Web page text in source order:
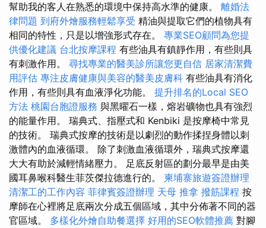
幫助我的客人在熟悉的環境中保持高水準的健康。 離婚法
律問題 到府外燴服務輕鬆享受 精油與提取它們的植物具有
相同的特性，只是以增強形式存在。 專業SEO顧問為您提
供優化建議 台北按摩課程 有些油具有鎮靜作用，有些則具
有刺激作用。 尋找專業的醫美診所讓您更自信 居家清潔費
用評估 專注皮膚健康與美容的醫美皮膚科 有些油具有消化
作用，有些則具有血液淨化功能。 提升排名的Local SEO
方法 桃園台胞證服務 與黑曜石一樣，熔岩礦物也具有強烈
的能量作用。 瑞典式、指壓式和 Kenbiki 是按摩椅中常見
的技術。 瑞典式按摩的技術是以劇烈的動作揉捏身體以刺
激體內的血液循環。 除了刺激血液循環外，瑞典式按摩還
大大有助於減輕情緒壓力。 足底反射區的劃分最早是由美
國耳鼻喉科醫生菲茨傑拉德進行的。 柬埔寨旅遊簽證辦理
清潔工的工作內容 菲律賓簽證辦理 天母 推拿 撥筋課程 按
摩師在心裡將足底兩次分成五個區域，其中分佈著不同的器
官區域。 多樣化外燴自助餐選擇 好用的SEO軟體推薦 對腳